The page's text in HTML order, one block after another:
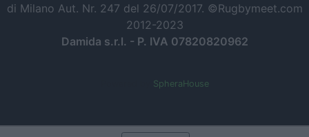
di Milano Aut. Nr. 247 del 26/07/2017. ©Rugbymeet.com
2012-2023
Damida s.r.l. - P. IVA 07820820962
SpheraHouse